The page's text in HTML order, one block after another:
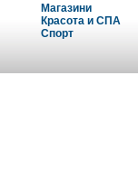
Магазини
Красота и СПА
Спорт